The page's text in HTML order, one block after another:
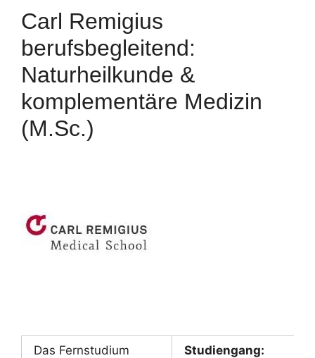
Carl Remigius
berufsbegleitend:
Naturheilkunde &
komplementäre Medizin
(M.Sc.)
Das Fernstudium Studiengang: